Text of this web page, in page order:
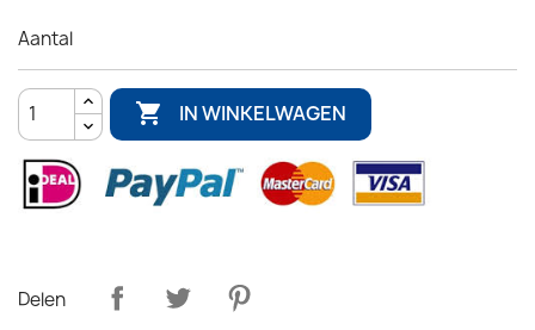
Aantal
 IN WINKELWAGEN
Delen